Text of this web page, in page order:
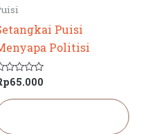
Puisi
Politisi
dari
65.000